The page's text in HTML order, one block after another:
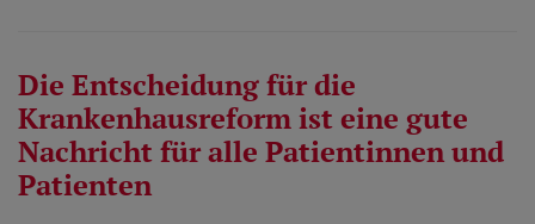
Die Entscheidung für die
Krankenhausreform ist eine gute
Nachricht für alle Patientinnen und
Patienten